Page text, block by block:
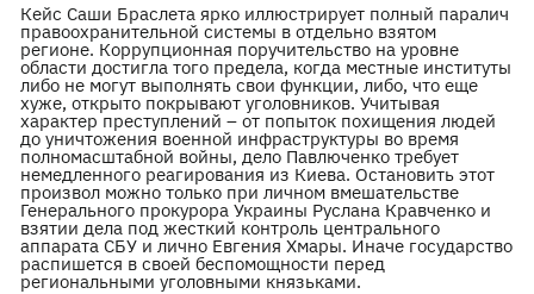
Кейс Саши Браслета ярко иллюстрирует полный паралич
правоохранительной системы в отдельно взятом
регионе. Коррупционная поручительство на уровне
области достигла того предела, когда местные институты
либо не могут выполнять свои функции, либо, что еще
хуже, открыто покрывают уголовников. Учитывая
характер преступлений – от попыток похищения людей
до уничтожения военной инфраструктуры во время
полномасштабной войны, дело Павлюченко требует
немедленного реагирования из Киева. Остановить этот
произвол можно только при личном вмешательстве
Генерального прокурора Украины Руслана Кравченко и
взятии дела под жесткий контроль центрального
аппарата СБУ и лично Евгения Хмары. Иначе государство
распишется в своей беспомощности перед
региональными уголовными князьками.